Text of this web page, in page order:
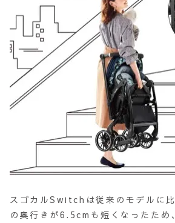
スゴカルSwitchは従来のモデルに
の奥行きが6.5cmも短くなったため